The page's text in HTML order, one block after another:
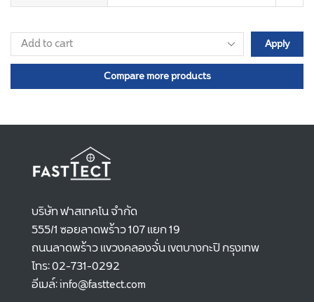
Apply
Compare more products
บริษัท ฟาสเทคโน จำกัด
555/1 ซอยลาดพร้าว 107 แยก 19
ถนนลาดพร้าว แขวงคลองจั่น เขตบางกะปิ กรุงเทพ
โทร: 02-731-0292
อีเมล์: info@fasttect.com